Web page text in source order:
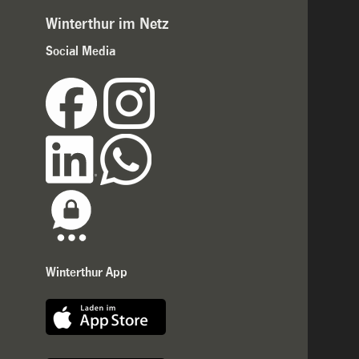
Winterthur im Netz
Social Media
Winterthur App